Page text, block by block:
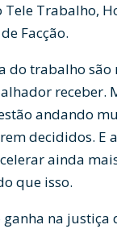
Trabalho,
Facção.
do trabalho
receber.
andando
decididos. E
ainda
que isso.
na